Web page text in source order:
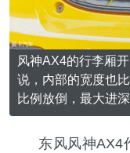
风神AX4的行李厢
说，内部的宽度也
比例放倒，最大进深
东风风神AX4作